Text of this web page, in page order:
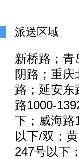
派送区域
新桥路；
阴路；重
路；延安东
路1000-
下；威海路
以下/双；
247号以下